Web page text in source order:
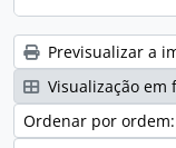
Previsualizar a
Visualização em
Ordenar por